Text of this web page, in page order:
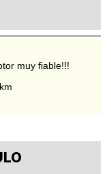
muy fiable!!!